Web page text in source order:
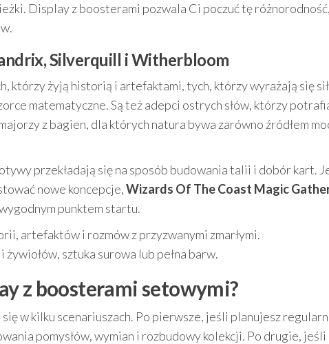
Display z boosterami pozwala Ci poczuć tę
Silverquill i Witherbloom
którzy żyją historią i artefaktami, tych, którzy wyrażają się
matematyczne. Są też adepci ostrych słów, którzy
z bagien, dla których natura bywa zarówno źródłem
przekładają się na sposób budowania talii i dobór kart.
nowe koncepcje,Wizards Of The Coast Magic
punktem startu.
artefaktów i rozmów z przyzwanymi zmarłymi.
żywiołów, sztuka surowa lub pełna barw.
z boosterami setowymi?
w kilku scenariuszach. Po pierwsze, jeśli planujesz
pomysłów, wymian i rozbudowy kolekcji. Po drugie,